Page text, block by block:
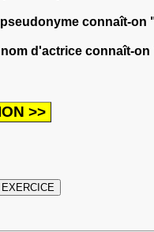
connaît-
d'actrice connaît-